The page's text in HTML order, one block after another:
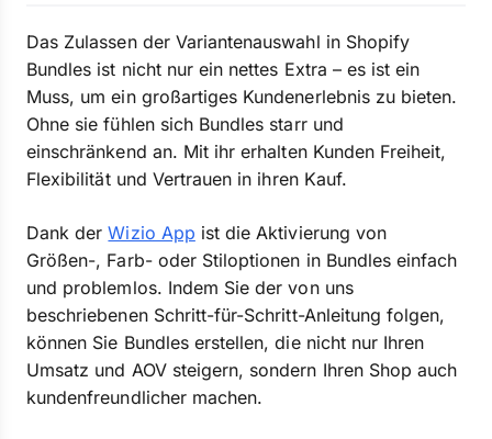
Das Zulassen der Variantenauswahl in Shopify
Bundles ist nicht nur ein nettes Extra – es ist ein
Muss, um ein großartiges Kundenerlebnis zu bieten.
Ohne sie fühlen sich Bundles starr und
einschränkend an. Mit ihr erhalten Kunden Freiheit,
Flexibilität und Vertrauen in ihren Kauf.
Dank derWizio App ist die Aktivierung von
Größen-, Farb- oder Stiloptionen in Bundles einfach
und problemlos. Indem Sie der von uns
beschriebenen Schritt-für-Schritt-Anleitung folgen,
können Sie Bundles erstellen, die nicht nur Ihren
Umsatz und AOV steigern, sondern Ihren Shop auch
kundenfreundlicher machen.